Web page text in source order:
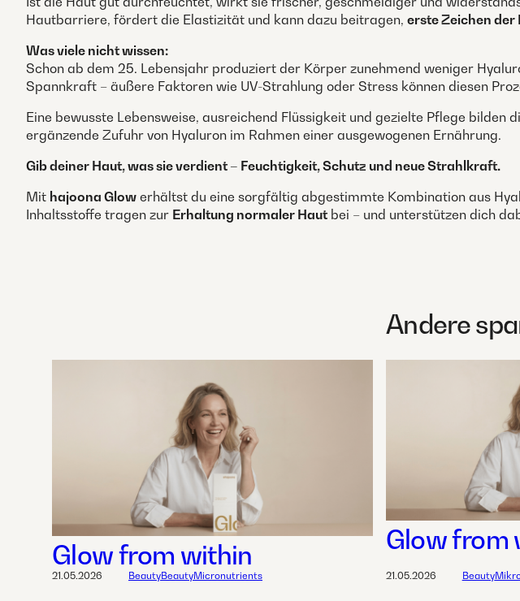
Hautbarriere, fördert die Elastizität und kann dazu beitragen, erste Zeichen
Was viele nicht wissen:
Schon ab dem 25. Lebensjahr produziert der Körper zunehmend weniger
Spannkraft – äußere Faktoren wie UV-Strahlung oder Stress können diesen
Eine bewusste Lebensweise, ausreichend Flüssigkeit und gezielte Pflege
ergänzende Zufuhr von Hyaluron im Rahmen einer ausgewogenen Ernährung.
Gib deiner Haut, was sie verdient – Feuchtigkeit, Schutz und neue Strahlkraft.
Mit hajoona Glow erhältst du eine sorgfältig abgestimmte Kombination aus
Inhaltsstoffe tragen zur Erhaltung normaler Haut bei – und unterstützen dich
Andere
21.05.2026
Glow from within
BeautyBeautyMicronutrients 21.05.2026
Glow from
Beauty